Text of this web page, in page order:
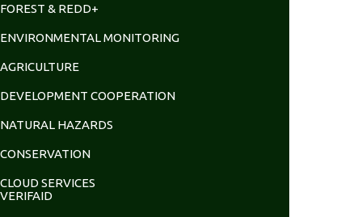
FOREST & REDD+
ENVIRONMENTAL MONITORING
AGRICULTURE
DEVELOPMENT COOPERATION
NATURAL HAZARDS
CONSERVATION
CLOUD SERVICES
VERIFAID